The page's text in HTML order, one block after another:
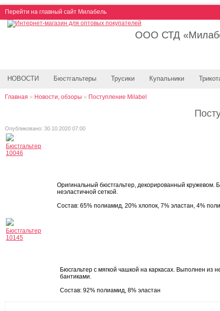
Перейти на главный сайт Милабель
ООО СТД
НОВОСТИ Бюстгальтеры Трусики Купальники
Главная » Новости, обзоры » Поступление Milabel
Опубликовано: 30.10.2020 07:00
Бюстгальтер
10046
Оригинальный бюстгальтер, декорированный кружевом.
неэластичной сеткой.
Состав: 65% полиамид, 20% хлопок, 7% эластан, 4%
Бюстгальтер
10145
Бюсгальтер с мягкой чашкой на каркасах. Выполнен из
бантиками.
Состав: 92% полиамид, 8% эластан